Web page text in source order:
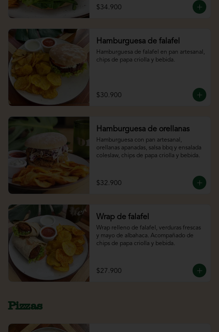
$34.900
Hamburguesa de falafel
Hamburguesa de falafel en pan artesanal,
chips de papa criolla y bebida.
$30.900
Hamburguesa de orellanas
Hamburguesa con pan artesanal,
orellanas apanadas, salsa bbq y ensalada
coleslaw, chips de papa criolla y bebida.
$32.900
Wrap de falafel
Wrap relleno de falafel, verduras frescas
y mayo de albahaca. Acompañado de
chips de papa criolla y bebida.
$27.900
Pizzas